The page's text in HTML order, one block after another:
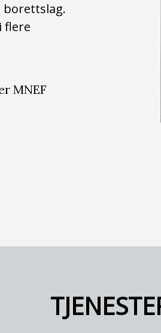
borettslag.
flere
MNEF